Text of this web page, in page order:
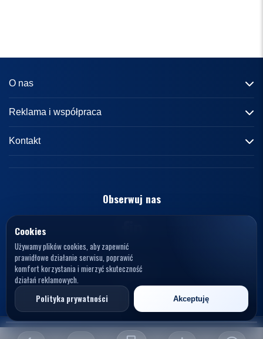
O nas
Informacje o portalu
Kariera
Reklama i współpraca
Reklama
Kontakt
kontakt@knews.pl
Polska
NIP: 7272595979
Obserwuj nas
© 2026 KNews. Wszelkie prawa zastrzeżone.
Opelele. Magdalena Wiercioch, ul. Falista 167, 94-115 Łódź, NIP: 7272595979
Cookies
Używamy plików cookies, aby zapewnić
prawidłowe działanie serwisu, poprawić
komfort korzystania i mierzyć skuteczność
działań reklamowych.
Polityka prywatności
Akceptuję